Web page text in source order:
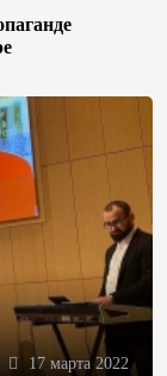
17 марта 2022